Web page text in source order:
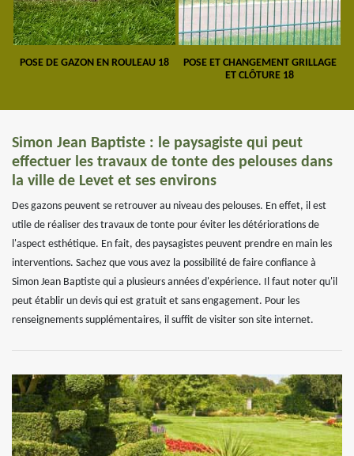
POSE DE GAZON EN ROULEAU 18
POSE ET CHANGEMENT GRILLAGE
ET CLÔTURE 18
Simon Jean Baptiste : le paysagiste qui peut
effectuer les travaux de tonte des pelouses dans
la ville de Levet et ses environs
Des gazons peuvent se retrouver au niveau des pelouses. En effet, il est
utile de réaliser des travaux de tonte pour éviter les détériorations de
l'aspect esthétique. En fait, des paysagistes peuvent prendre en main les
interventions. Sachez que vous avez la possibilité de faire confiance à
Simon Jean Baptiste qui a plusieurs années d'expérience. Il faut noter qu'il
peut établir un devis qui est gratuit et sans engagement. Pour les
renseignements supplémentaires, il suffit de visiter son site internet.